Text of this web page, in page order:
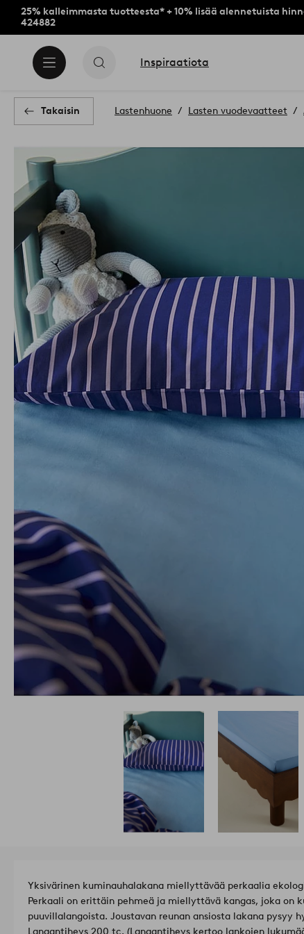
25% kalleimmasta tuotteesta* + 10% lisää alennetuista
424882
Inspiraatiota
Takaisin Lastenhuone Lasten vuodevaatteet
Yksivärinen kuminauhalakana miellyttävää perkaalia
Perkaali on erittäin pehmeä ja miellyttävä kangas, joka on
puuvillalangoista. Joustavan reunan ansiosta lakana pysyy
Langantiheys 200 tc. (Langantiheys kertoo lankojen